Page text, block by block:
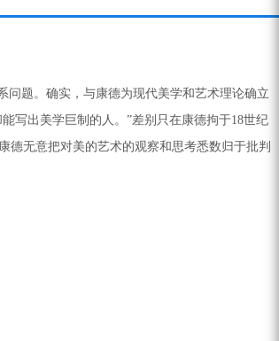
问题。确实，与康德为现代美学和艺术理论确立
写出美学巨制的人。”差别只在康德拘于18世纪
无意把对美的艺术的观察和思考悉数归于批判